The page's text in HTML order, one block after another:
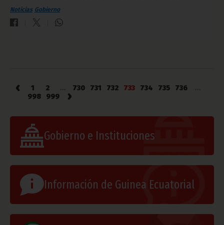
Noticias Gobierno
‹ 1 2 730 731 732 733 734 735 736
998
999 ›
Gobierno e Instituciones
Información de Guinea Ecuatorial